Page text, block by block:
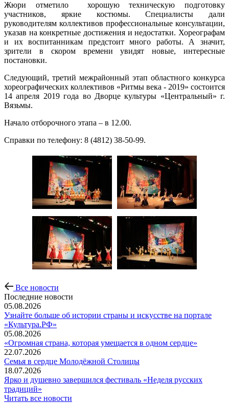
Жюри отметило хорошую техническую подготовку
участников, яркие костюмы. Специалисты дали
руководителям коллективов профессиональные консультации,
указав на конкретные достижения и недостатки. Хореографам
и их воспитанникам предстоит много работы. А значит,
зрители в скором времени увидят новые, интересные
постановки.
Следующий, третий межрайонный этап областного конкурса
хореографических коллективов «Ритмы века - 2019» состоится
14 апреля 2019 года во Дворце культуры «Центральный» г.
Вязьмы.
Начало отборочного этапа – в 12.00.
Справки по телефону: 8 (4812) 38-50-99.
Все новости
Последние новости
05.08.2026
Узнайте больше об истории страны и искусстве на портале
«Культура.РФ»
05.08.2026
«Огромная страна, которая умещается в одном сердце»
22.07.2026
Семья в сердце Молодёжной Столицы
18.07.2026
Ярко и душевно завершился фестиваль «Неделя русских
традиций»
Читать все новости